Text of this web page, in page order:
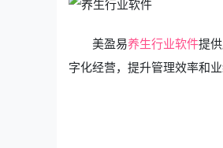
美盈易养生行业软件提
字化经营，提升管理效率和